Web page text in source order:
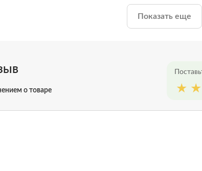
Показать еще
о товаре